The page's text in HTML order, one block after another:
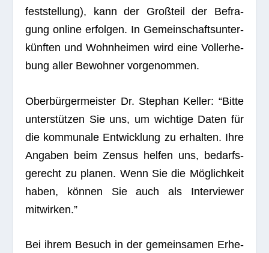
fest­stel­lung), kann der Groß­teil der Befra­
gung online erfol­gen. In Gemein­schafts­un­ter­
künf­ten und Wohn­hei­men wird eine Voll­erhe­
bung aller Bewoh­ner vorgenommen.
Ober­bür­ger­meis­ter Dr. Ste­phan Kel­ler: “Bitte
unter­stüt­zen Sie uns, um wich­tige Daten für
die kom­mu­nale Ent­wick­lung zu erhal­ten. Ihre
Anga­ben beim Zen­sus hel­fen uns, bedarfs­
ge­recht zu pla­nen. Wenn Sie die Mög­lich­keit
haben, kön­nen Sie auch als Inter­viewer
mitwirken.”
Bei ihrem Besuch in der gemein­sa­men Erhe­